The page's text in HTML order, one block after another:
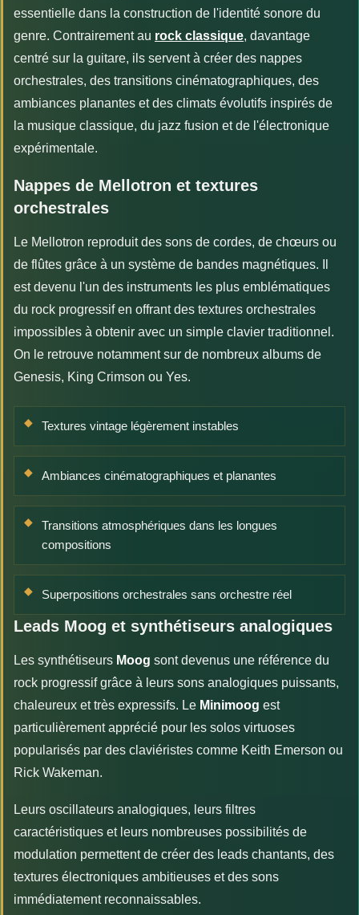
essentielle dans la construction de l'identité sonore du
genre. Contrairement au rock classique, davantage
centré sur la guitare, ils servent à créer des nappes
orchestrales, des transitions cinématographiques, des
ambiances planantes et des climats évolutifs inspirés de
la musique classique, du jazz fusion et de l'électronique
expérimentale.
Nappes de Mellotron et textures
orchestrales
Le Mellotron reproduit des sons de cordes, de chœurs ou
de flûtes grâce à un système de bandes magnétiques. Il
est devenu l'un des instruments les plus emblématiques
du rock progressif en offrant des textures orchestrales
impossibles à obtenir avec un simple clavier traditionnel.
On le retrouve notamment sur de nombreux albums de
Genesis, King Crimson ou Yes.
Textures vintage légèrement instables
Ambiances cinématographiques et planantes
Transitions atmosphériques dans les longues
compositions
Superpositions orchestrales sans orchestre réel
Leads Moog et synthétiseurs analogiques
Les synthétiseurs Moog sont devenus une référence du
rock progressif grâce à leurs sons analogiques puissants,
chaleureux et très expressifs. Le Minimoog est
particulièrement apprécié pour les solos virtuoses
popularisés par des claviéristes comme Keith Emerson ou
Rick Wakeman.
Leurs oscillateurs analogiques, leurs filtres
caractéristiques et leurs nombreuses possibilités de
modulation permettent de créer des leads chantants, des
textures électroniques ambitieuses et des sons
immédiatement reconnaissables.